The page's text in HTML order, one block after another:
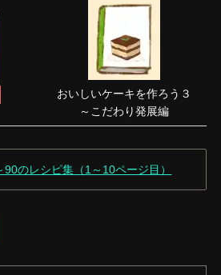
おいしいケーキを作ろう３
～こだわり発展編
のレシピ集（1～10ページ目）